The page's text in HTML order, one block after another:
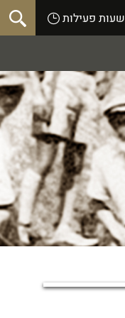
שעות פעילות